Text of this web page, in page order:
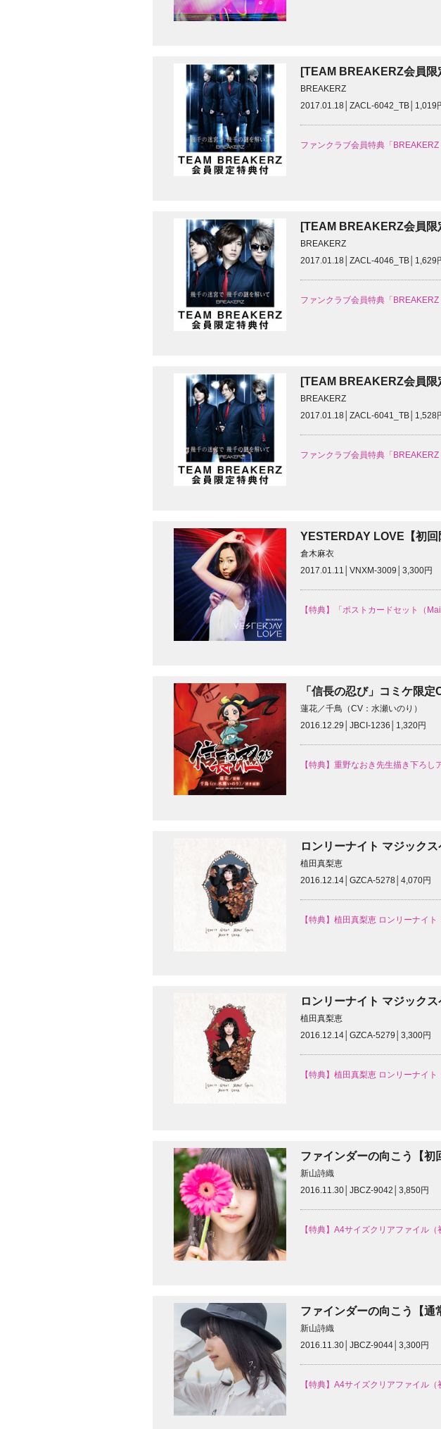
[TEAM BREAKERZ会員限
BREAKERZ
2017.01.18│ZACL-6042_TB│1,019
ファンクラブ会員特典「
[TEAM BREAKERZ会員限
BREAKERZ
2017.01.18│ZACL-4046_TB│1,629
ファンクラブ会員特典「
[TEAM BREAKERZ会員限
BREAKERZ
2017.01.18│ZACL-6041_TB│1,528
ファンクラブ会員特典「
YESTERDAY LOVE【初回
倉木麻衣
2017.01.11│VNXM-3009│3,300円
【特典】「ポストカードセット（
「信長の忍び」コミケ限定
蓮花／千鳥（CV：水瀬いのり）
2016.12.29│JBCI-1236│1,320円
【特典】重野なおき先生描き下ろし
ロンリーナイト マジックス
植田真梨恵
2016.12.14│GZCA-5278│4,070円
【特典】植田真梨恵 ロンリーナイト
ロンリーナイト マジックス
植田真梨恵
2016.12.14│GZCA-5279│3,300円
【特典】植田真梨恵 ロンリーナイト
ファインダーの向こう【初
新山詩織
2016.11.30│JBCZ-9042│3,850円
【特典】A4サイズクリアファイル（
ファインダーの向こう【通
新山詩織
2016.11.30│JBCZ-9044│3,300円
【特典】A4サイズクリアファイル（